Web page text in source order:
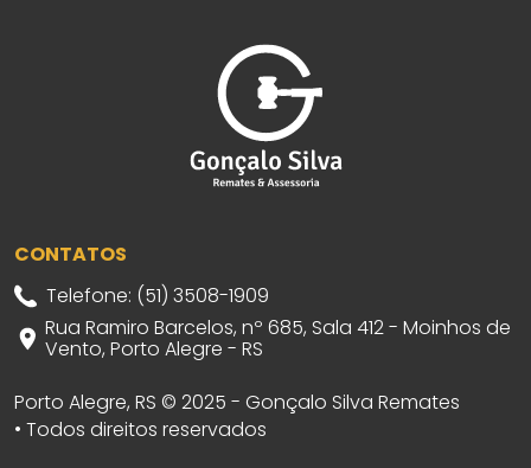
CONTATOS
Telefone: (51) 3508-1909
Rua Ramiro Barcelos, nº 685, Sala 412 - Moinhos de
Vento, Porto Alegre - RS
Porto Alegre, RS © 2025 - Gonçalo Silva Remates
• Todos direitos reservados